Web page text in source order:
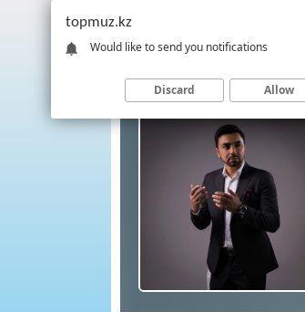
topmuz.kz
Would like to send you notifications
Discard Allow